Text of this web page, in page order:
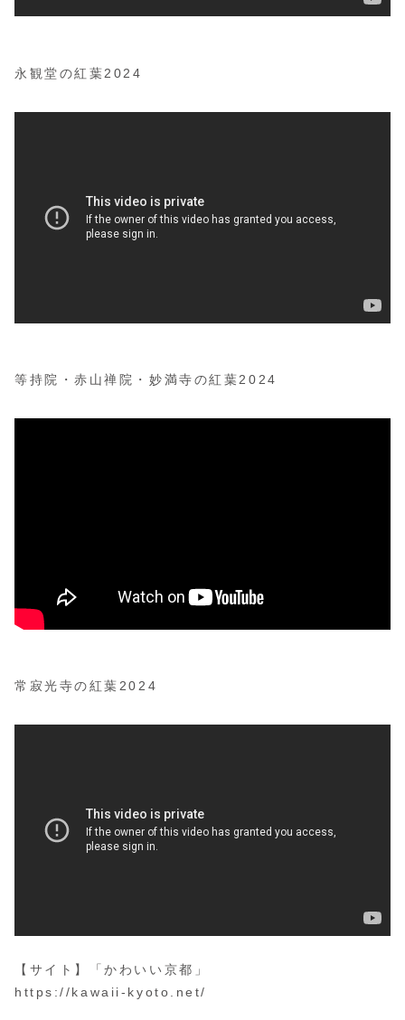
永観堂の紅葉2024
等持院・赤山禅院・妙満寺の紅葉2024
常寂光寺の紅葉2024
【サイト】「かわいい京都」
https://kawaii-kyoto.net/